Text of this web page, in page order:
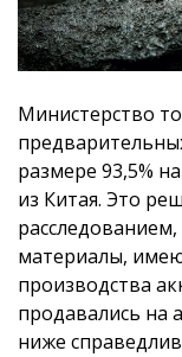
Министерство
размере 93,5%
из Китая. Это
материалы,
производства
продавались на
ниже